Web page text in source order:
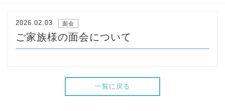
2026.02.03 面会
ご家族様の面会について
一覧に戻る